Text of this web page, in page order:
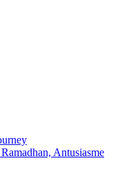
Antusiasme